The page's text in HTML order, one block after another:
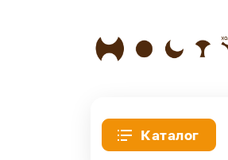
Каталог